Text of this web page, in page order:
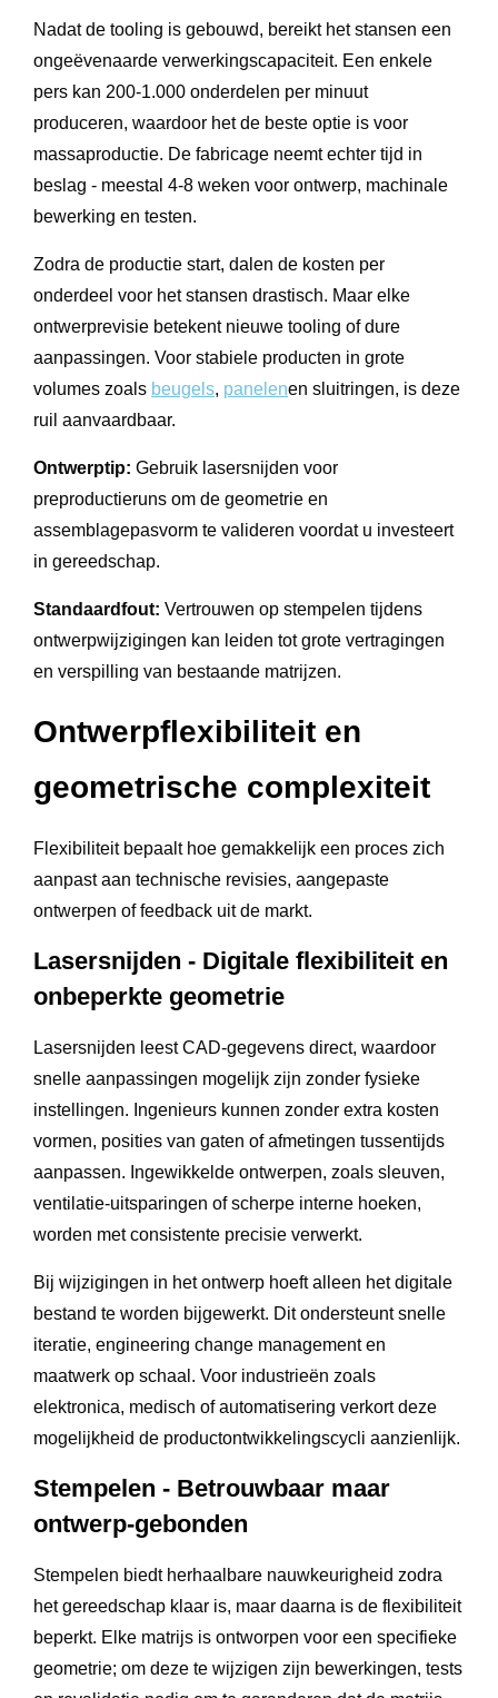
Nadat de tooling is gebouwd, bereikt het stansen een
ongeëvenaarde verwerkingscapaciteit. Een enkele
pers kan 200-1.000 onderdelen per minuut
produceren, waardoor het de beste optie is voor
massaproductie. De fabricage neemt echter tijd in
beslag - meestal 4-8 weken voor ontwerp, machinale
bewerking en testen.
Zodra de productie start, dalen de kosten per
onderdeel voor het stansen drastisch. Maar elke
ontwerprevisie betekent nieuwe tooling of dure
aanpassingen. Voor stabiele producten in grote
volumes zoals beugels, panelenen sluitringen, is deze
ruil aanvaardbaar.
Ontwerptip: Gebruik lasersnijden voor
preproductieruns om de geometrie en
assemblagepasvorm te valideren voordat u investeert
in gereedschap.
Standaardfout: Vertrouwen op stempelen tijdens
ontwerpwijzigingen kan leiden tot grote vertragingen
en verspilling van bestaande matrijzen.
Ontwerpflexibiliteit en
geometrische complexiteit
Flexibiliteit bepaalt hoe gemakkelijk een proces zich
aanpast aan technische revisies, aangepaste
ontwerpen of feedback uit de markt.
Lasersnijden - Digitale flexibiliteit en
onbeperkte geometrie
Lasersnijden leest CAD-gegevens direct, waardoor
snelle aanpassingen mogelijk zijn zonder fysieke
instellingen. Ingenieurs kunnen zonder extra kosten
vormen, posities van gaten of afmetingen tussentijds
aanpassen. Ingewikkelde ontwerpen, zoals sleuven,
ventilatie-uitsparingen of scherpe interne hoeken,
worden met consistente precisie verwerkt.
Bij wijzigingen in het ontwerp hoeft alleen het digitale
bestand te worden bijgewerkt. Dit ondersteunt snelle
iteratie, engineering change management en
maatwerk op schaal. Voor industrieën zoals
elektronica, medisch of automatisering verkort deze
mogelijkheid de productontwikkelingscycli aanzienlijk.
Stempelen - Betrouwbaar maar
ontwerp-gebonden
Stempelen biedt herhaalbare nauwkeurigheid zodra
het gereedschap klaar is, maar daarna is de flexibiliteit
beperkt. Elke matrijs is ontworpen voor een specifieke
geometrie; om deze te wijzigen zijn bewerkingen, tests